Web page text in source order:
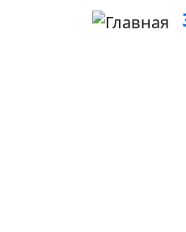
Перейти к основному